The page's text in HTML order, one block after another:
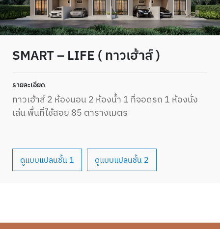
SMART – LIFE ( ทาวเฮ้าส์ )
รายละเอียด
ทาวเฮ้าส์ 2 ห้องนอน 2 ห้องน้ำ 1 ที่จอดรถ 1 ห้องนั่ง
เล่น พื้นที่ใช้สอย 85 ตารางเมตร
ดูแบบแปลนชั้น 1 ดูแบบแปลนชั้น 2